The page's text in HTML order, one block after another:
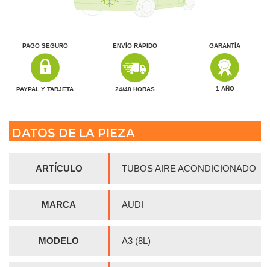
PAGO SEGURO
PAYPAL Y TARJETA
ENVÍO RÁPIDO
24/48 HORAS
GARANTÍA
1 AÑO
DATOS DE LA PIEZA
ARTÍCULO TUBOS AIRE ACONDICIONADO
MARCA AUDI
MODELO A3 (8L)